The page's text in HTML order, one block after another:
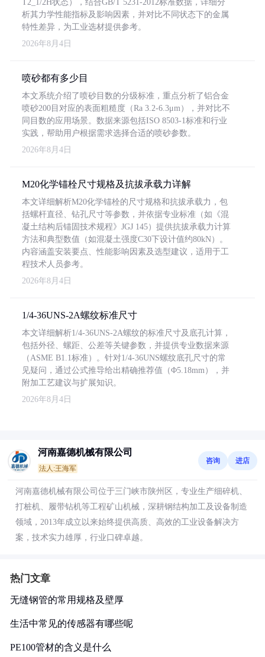
T2_1/2H状态），结合GB/T 5231-2012标准数据，详细分
析其力学性能指标及影响因素，并对比不同状态下的金属
特性差异，为工业选材提供参考。
2026年8月4日
喷砂都有多少目
本文系统介绍了喷砂目数的分级标准，重点分析了铝合金
喷砂200目对应的表面粗糙度（Ra 3.2-6.3μm），并对比不
同目数的应用场景。数据来源包括ISO 8503-1标准和行业
实践，帮助用户根据需求选择合适的喷砂参数。
2026年8月4日
M20化学锚栓尺寸规格及抗拔承载力详解
本文详细解析M20化学锚栓的尺寸规格和抗拔承载力，包
括螺杆直径、钻孔尺寸等参数，并依据专业标准（如《混
凝土结构后锚固技术规程》JGJ 145）提供抗拔承载力计算
方法和典型数值（如混凝土强度C30下设计值约80kN）。
内容涵盖安装要点、性能影响因素及选型建议，适用于工
程技术人员参考。
2026年8月4日
1/4-36UNS-2A螺纹标准尺寸
本文详细解析1/4-36UNS-2A螺纹的标准尺寸及底孔计算，
包括外径、螺距、公差等关键参数，并提供专业数据来源
（ASME B1.1标准）。针对1/4-36UNS螺纹底孔尺寸的常
见疑问，通过公式推导给出精确推荐值（Φ5.18mm），并
附加工艺建议与扩展知识。
2026年8月4日
河南嘉德机械有限公司
法人:王海军
咨询 进店
河南嘉德机械有限公司位于三门峡市陕州区，专业生产细碎机、
打桩机、履带钻机等工程矿山机械，深耕钢结构加工及设备制造
领域，2013年成立以来始终提供高质、高效的工业设备解决方
案，技术实力雄厚，行业口碑卓越。
热门文章
无缝钢管的常用规格及壁厚
生活中常见的传感器有哪些呢
PE100管材的含义是什么